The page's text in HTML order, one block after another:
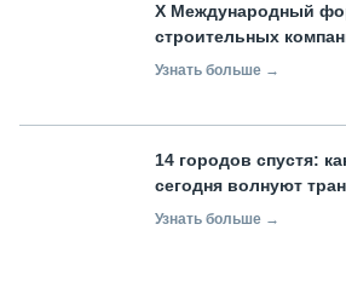
X Международный
строительных
Узнать больше →
14 городов спустя:
сегодня волнуют
Узнать больше →